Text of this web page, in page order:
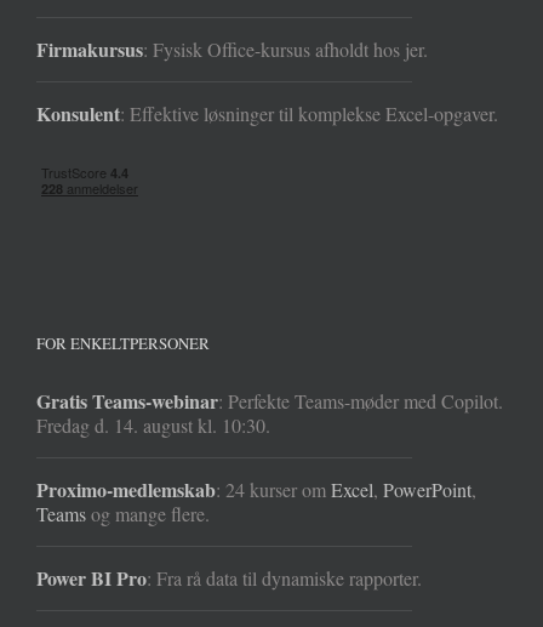
Firmakursus: Fysisk Office-kursus afholdt hos jer.
Konsulent: Effektive løsninger til komplekse Excel-opgaver.
FOR ENKELTPERSONER
Gratis Teams-webinar: Perfekte Teams-møder med Copilot.
Fredag d. 14. august kl. 10:30.
Proximo-medlemskab: 24 kurser omExcel, PowerPoint,
Teamsog mange flere.
Power BI Pro: Fra rå data til dynamiske rapporter.